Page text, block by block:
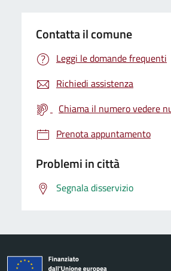
Contatta il comune
Leggi le domande frequenti
Richiedi assistenza
Chiama il numero vedere
Prenota appuntamento
Problemi in città
Segnala disservizio